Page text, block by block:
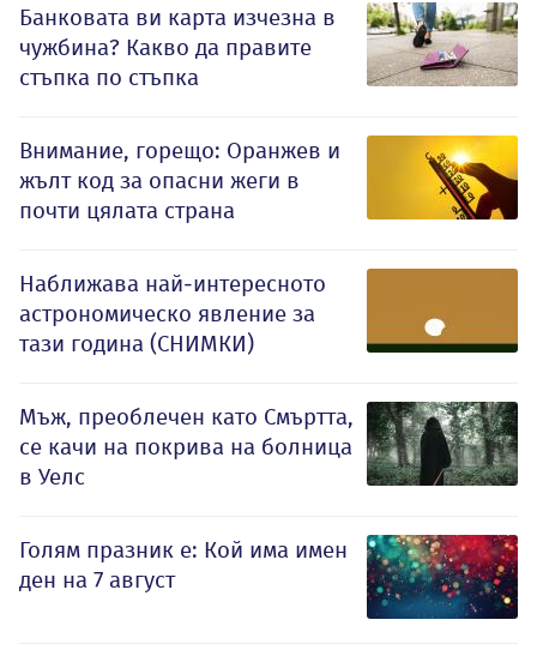
Банковата ви карта изчезна в
чужбина? Какво да правите
стъпка по стъпка
Внимание, горещо: Оранжев и
жълт код за опасни жеги в
почти цялата страна
Наближава най-интересното
астрономическо явление за
тази година (СНИМКИ)
Мъж, преоблечен като Смъртта,
се качи на покрива на болница
в Уелс
Голям празник е: Кой има имен
ден на 7 август